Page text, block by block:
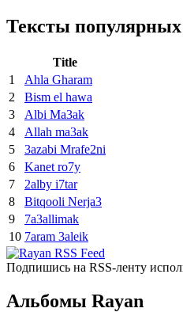
Тексты популярных
Title
1
Ahla Gharam
2
Bism el hawa
3
Albi Ma3ak
4
Allah ma3ak
5
3azabi Mrafe2ni
6
Kanet ro7y
7
2alby i7tar
8
Bitqooli Nerja3
9
7a3allimak
10 7aram 3aleik
Подпишись на RSS-ленту
Альбомы Rayan